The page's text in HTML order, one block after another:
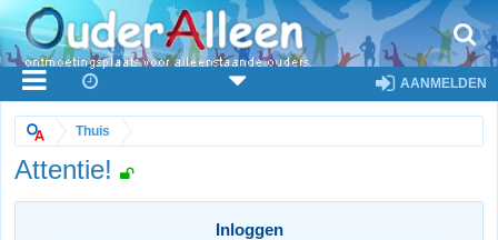
AANMELDEN
Thuis
Attentie!
Inloggen